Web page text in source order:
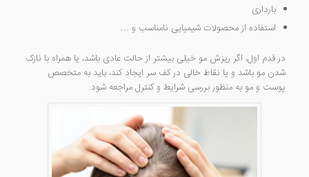
بارداری
استفاده از محصولات شیمیایی نامناسب و …
در قدم اول، اگر ریزش مو خیلی بیشتر از حالت عادی باشد، یا همراه با نازک
شدن مو باشد و یا نقاط خالی در کف سر ایجاد کند، باید به متخصص
پوست و مو به منظور بررسی شرایط و کنترل مراجعه شود.